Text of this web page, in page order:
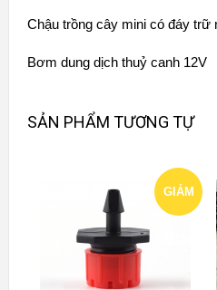
Chậu trồng cây mini có đáy trữ
Bơm dung dịch thuỷ canh 12V
SẢN PHẨM TƯƠNG TỰ
GIẢM